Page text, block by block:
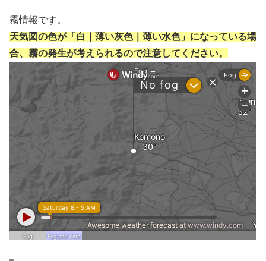
霧情報です。
天気図の色が「白｜薄い灰色｜薄い水色」になっている場
合、霧の発生が考えられるので注意してください。